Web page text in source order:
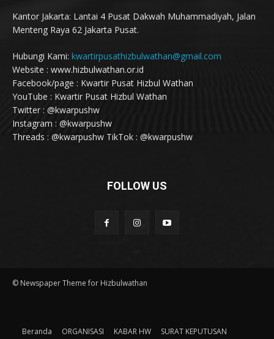
Kantor Jakarta: Lantai 4 Pusat Dakwah Muhammadiyah, Jalan
Menteng Raya 62 Jakarta Pusat.
Hubungi Kami: kwartirpusathizbulwathan@gmail.com
Website : www.hizbulwathan.or.id
Facebook/page : Kwartir Pusat Hizbul Wathan
YouTube : Kwartir Pusat Hizbul Wathan
Twitter : @kwarpushw
Instagram : @kwarpushw
Threads : @kwarpushw TikTok : @kwarpushw
FOLLOW US
© Newspaper Theme for Hizbulwathan
Beranda ORGANISASI KABAR HW
SURAT KEPUTUSAN